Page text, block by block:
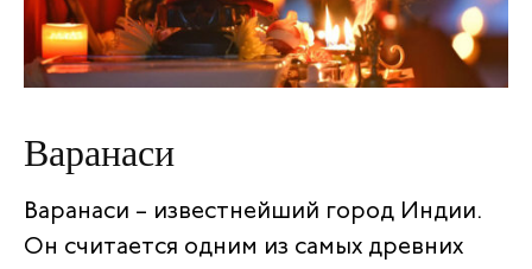
Варанаси
Варанаси – известнейший город Индии.
Он считается одним из самых древних